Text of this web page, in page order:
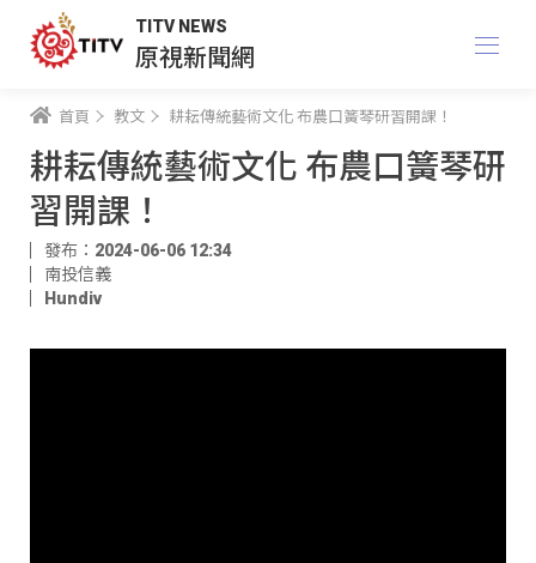
TITV NEWS
原視新聞網
首頁 教文 耕耘傳統藝術文化 布農口簧琴研習開課！
耕耘傳統藝術文化 布農口簧琴研
習開課！
發布：2024-06-06 12:34
南投信義
Hundiv